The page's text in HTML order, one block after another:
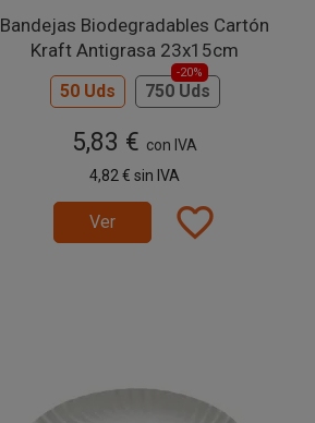
Bandejas Biodegradables Cartón
Kraft Antigrasa 23x15cm
50 Uds 750 Uds
-20%
5,83 € con IVA
4,82 € sin IVA
Ver favorite_border